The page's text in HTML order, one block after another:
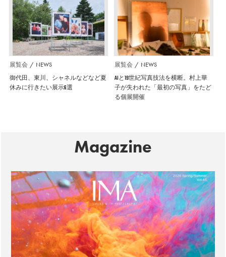
展覧会 NEWS
御代田、東川、シャネルなどなど夏
休みに行きたい展示6選
展覧会 NEWS
AIと19世紀写真技法を横断。村上華
子が失われた「最初の写真」をたど
る個展開催
Magazine